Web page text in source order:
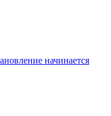
начинается